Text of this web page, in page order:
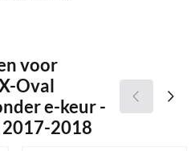
voor
Oval
e-keur -
2017-2018